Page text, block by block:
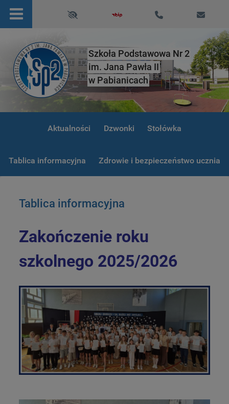
Szkoła Podstawowa Nr 2
im. Jana Pawła II
w Pabianicach
Aktualności Dzwonki Stołówka
Tablica informacyjna Zdrowie i bezpieczeństwo ucznia
Tablica informacyjna
Zakończenie roku
szkolnego 2025/2026